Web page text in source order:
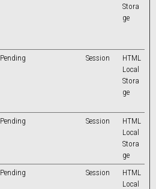
Stora
ge
Pending Session
HTML
Local
Stora
ge
Pending Session
HTML
Local
Stora
ge
Pending Session
HTML
Local